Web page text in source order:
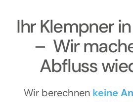
Ihr Klempner
– Wir
Abfluss
Wir berechnen keine